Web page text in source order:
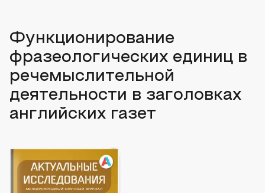
Функционирование
фразеологических единиц в
речемыслительной
деятельности в заголовках
английских газет